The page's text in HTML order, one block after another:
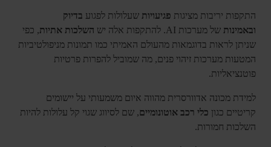
התקפות יריבות מציגות פגיעויות שעלולות לפגוע בדיוק
ובאמינות של מערכות AI. להתקפות אלה יש השלכות אתיות, כפי
שניתן לראות בדוגמאות מהעולם האמיתי כמו תמונות מניפולטיביות
המטעות מערכות זיהוי פנים, מה שמוביל להפרות פרטיות
פוטנציאליות.
למידת מכונה אדוורסרית מהווה איום משמעותי על יישומים
קריטיים כגון כלי רכב אוטונומיים, שם לסיווג שגוי קל עלולות להיות
השלכות חמורות.